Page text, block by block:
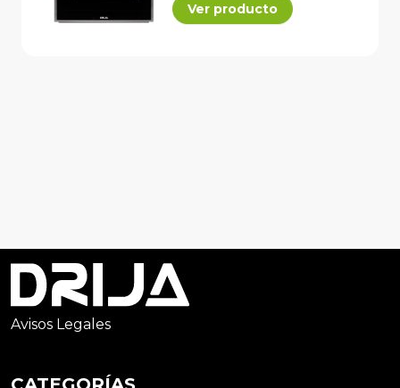
Ver producto
Avisos Legales